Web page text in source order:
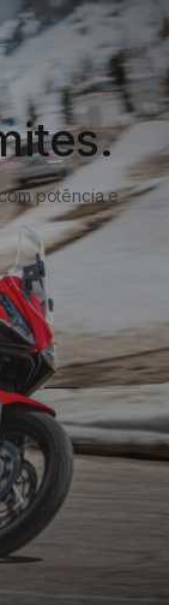
potência e
02